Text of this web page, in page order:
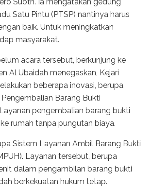
Suoth. Ia mengatakan gedung
Satu Pintu (PTSP) nantinya harus
baik. Untuk meningkatkan
masyarakat.
acara tersebut, berkunjung ke
Al Ubaidah menegaskan, Kejari
beberapa inovasi, berupa
Barang Bukti
pengembalian barang bukti
rumah tanpa pungutan biaya.
Sistem Layanan Ambil Barang Bukti
Layanan tersebut, berupa
dalam pengambilan barang bukti
berkekuatan hukum tetap.